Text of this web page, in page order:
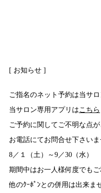
[ お知らせ ]
ご指名のネット予約は当サ
当サロン専用アプリはこちら
ご予約に関してご不明な点が
お電話にてお問合せ下さい
8／１（土）～9／30（水）
期間中はお一人様何度でもご
他のｸｰﾎﾟﾝとの併用は出来ま